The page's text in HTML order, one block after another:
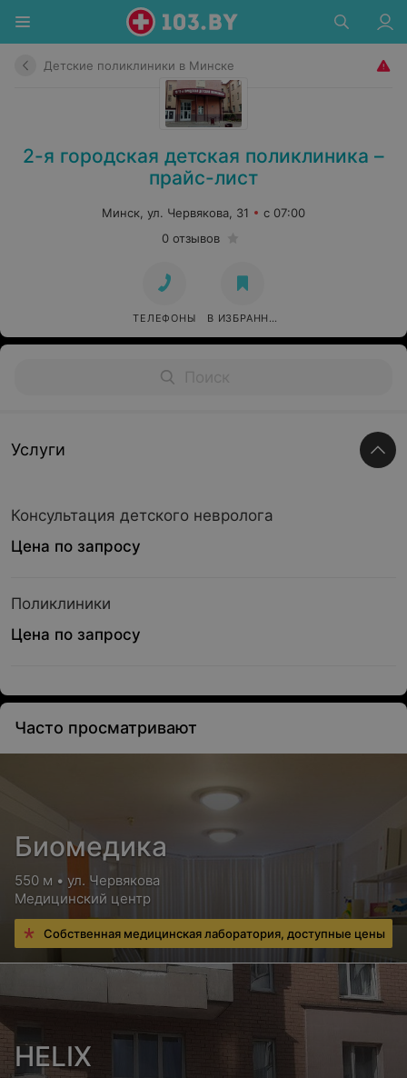
Детские поликлиники в Минске
2-я городская детская поликлиника –
прайс-лист
Минск, ул. Червякова, 31
с 07:00
0 отзывов
ТЕЛЕФОНЫ В ИЗБРАННОЕ
Услуги
Консультация детского невролога
Цена по запросу
Поликлиники
Цена по запросу
Часто просматривают
Биомедика
550 м • ул. Червякова
Медицинский центр
Собственная медицинская лаборатория, доступные цены
HELIX